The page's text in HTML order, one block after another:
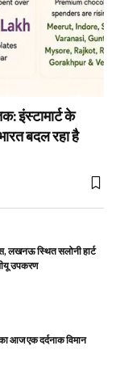
इंस्टामार्ट के
बदल रहा है
लखनऊ स्थित सलोनी हार्ट
उपकरण
आज एक दर्दनाक विमान